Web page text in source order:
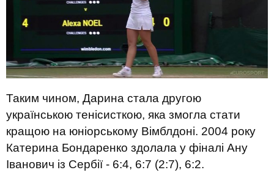
Таким чином, Дарина стала другою
українською тенісисткою, яка змогла стати
кращою на юніорському Вімблдоні. 2004 року
Катерина Бондаренко здолала у фіналі Ану
Іванович із Сербії - 6:4, 6:7 (2:7), 6:2.